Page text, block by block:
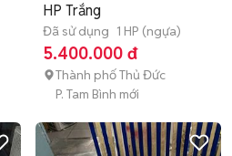
HP Trắng
Đã sử dụng 1 HP (ngựa)
5.400.000 đ
Thành phố Thủ Đức
P. Tam Bình mới